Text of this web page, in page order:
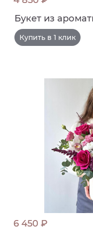
Букет из
Купить в 1 клик
6 450 ₽